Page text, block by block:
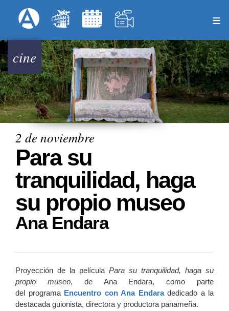
al
principal
Menú Superior
cine
2 de noviembre
Para su
tranquilidad, haga
su propio museo
Ana Endara
Proyección de la película Para su tranquilidad, haga su
propio museo, de Ana Endara, como parte
del programa Encuentro con Ana Endaradedicado a la
destacada guionista, directora y productora panameña.